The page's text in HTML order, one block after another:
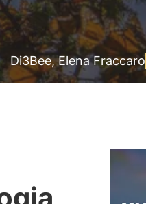
Di3Bee, Elena Fraccaro